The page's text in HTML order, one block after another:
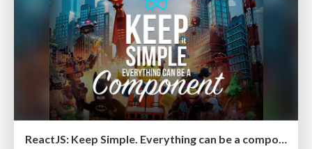
ReactJS: Keep Simple. Everything can be a component!